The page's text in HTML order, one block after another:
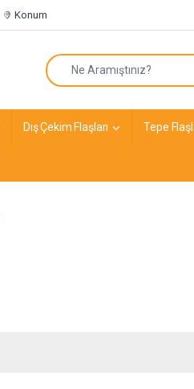
Konum
Arayın:
Dış Çekim Flaşları Tepe